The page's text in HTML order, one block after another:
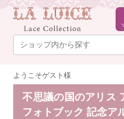
ようこそゲスト様
不思議の国のアリス
フォトブック 記念ア